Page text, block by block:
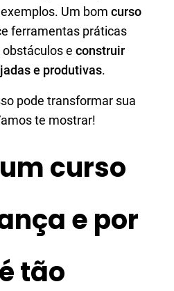
Um bom curso
ferramentas práticas
e construir
e produtivas.
pode transformar sua
te mostrar!
curso
e por
tão